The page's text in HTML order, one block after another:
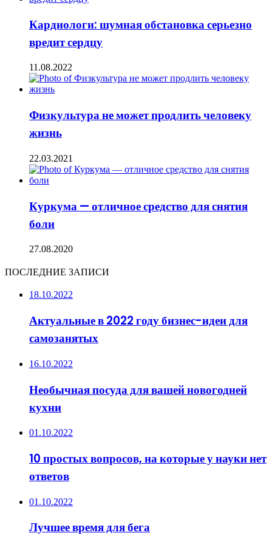
Кардиологи: шумная обстановка серьезно
вредит сердцу
11.08.2022
Физкультура не может продлить человеку
жизнь
22.03.2021
Куркума — отличное средство для снятия
боли
27.08.2020
ПОСЛЕДНИЕ ЗАПИСИ
18.10.2022
Актуальные в 2022 году бизнес-идеи для
самозанятых
16.10.2022
Необычная посуда для вашей новогодней
кухни
01.10.2022
10 простых вопросов, на которые у науки нет
ответов
01.10.2022
Лучшее время для бега